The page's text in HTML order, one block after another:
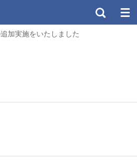
加実施をいたしました